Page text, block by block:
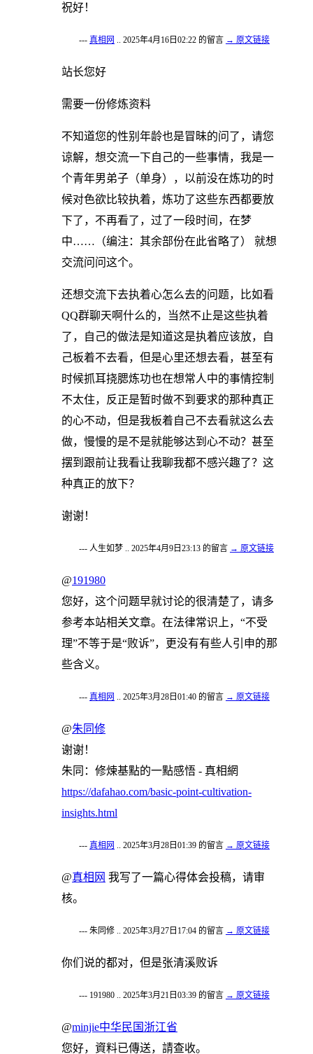
祝好！
--- 真相网 .. 2025年4月16日02:22 的留言 → 原文链接
站长您好
需要一份修炼资料
不知道您的性别年龄也是冒昧的问了，请您
谅解，想交流一下自己的一些事情，我是一
个青年男弟子（单身），以前没在炼功的时
候对色欲比较执着，炼功了这些东西都要放
下了，不再看了，过了一段时间，在梦
中……（编注：其余部份在此省略了） 就想
交流问问这个。
还想交流下去执着心怎么去的问题，比如看
QQ群聊天啊什么的，当然不止是这些执着
了，自己的做法是知道这是执着应该放，自
己板着不去看，但是心里还想去看，甚至有
时候抓耳挠腮炼功也在想常人中的事情控制
不太住，反正是暂时做不到要求的那种真正
的心不动，但是我板着自己不去看就这么去
做，慢慢的是不是就能够达到心不动？甚至
摆到跟前让我看让我聊我都不感兴趣了？这
种真正的放下？
谢谢！
--- 人生如梦 .. 2025年4月9日23:13 的留言 → 原文链接
@191980
您好，这个问题早就讨论的很清楚了，请多
参考本站相关文章。在法律常识上，“不受
理”不等于是“败诉”，更没有有些人引申的那
些含义。
--- 真相网 .. 2025年3月28日01:40 的留言 → 原文链接
@朱同修
谢谢！
朱同：修煉基點的一點感悟 - 真相網
https://dafahao.com/basic-point-cultivation-
insights.html
--- 真相网 .. 2025年3月28日01:39 的留言 → 原文链接
@真相网 我写了一篇心得体会投稿，请审
核。
--- 朱同修 .. 2025年3月27日17:04 的留言 → 原文链接
你们说的都对，但是张清溪败诉
--- 191980 .. 2025年3月21日03:39 的留言 → 原文链接
@minjie中华民国浙江省
您好，資料已傳送，請查收。